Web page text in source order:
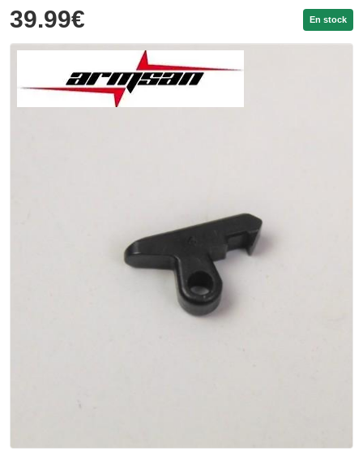
39.99€ En stock